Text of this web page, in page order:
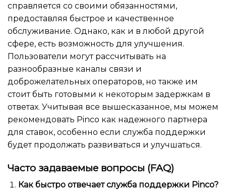
справляется со своими обязанностями,
предоставляя быстрое и качественное
обслуживание. Однако, как и в любой другой
сфере, есть возможность для улучшения.
Пользователи могут рассчитывать на
разнообразные каналы связи и
доброжелательных операторов, но также им
стоит быть готовыми к некоторым задержкам в
ответах. Учитывая все вышесказанное, мы можем
рекомендовать Pinco как надежного партнера
для ставок, особенно если служба поддержки
будет продолжать развиваться и улучшаться.
Часто задаваемые вопросы (FAQ)
Как быстро отвечает служба поддержки Pinco?